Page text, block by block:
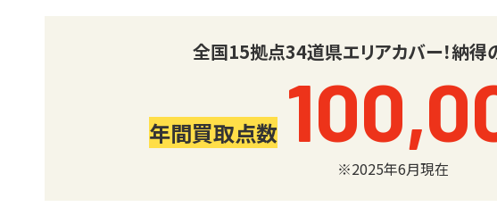
全国15拠点34道県エリアカバー！納得
年間買取点数
※2025年6月現在